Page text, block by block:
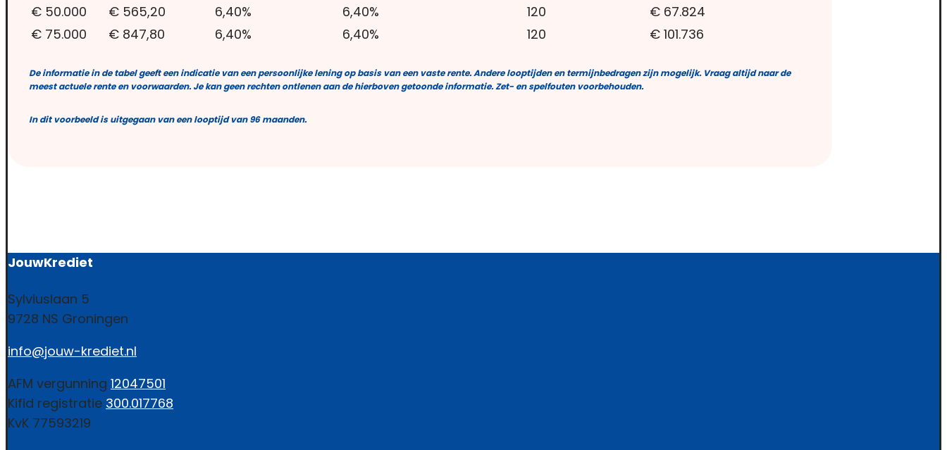
€ 50.000
€ 565,20 6,40% 6,40% 120
€ 67.824
€ 75.000
€ 847,80 6,40% 6,40% 120 € 101.736
De informatie in de tabel geeft een indicatie van een persoonlijke lening op basis van een vaste rente. Andere looptijden en termijnbedragen zijn mogelijk. Vraag altijd naar de
meest actuele rente en voorwaarden. Je kan geen rechten ontlenen aan de hierboven getoonde informatie. Zet- en spelfouten voorbehouden.
In dit voorbeeld is uitgegaan van een looptijd van 96 maanden.
JouwKrediet
Sylviuslaan 5
9728 NS Groningen
info@jouw-krediet.nl
AFM vergunning 12047501
Kifid registratie 300.017768
KvK 77593219